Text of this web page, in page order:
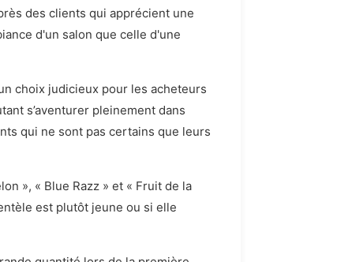
des clients qui apprécient une
d'un salon que celle d'une
choix judicieux pour les acheteurs
s’aventurer pleinement dans
qui ne sont pas certains que leurs
», « Blue Razz » et « Fruit de la
est plutôt jeune ou si elle